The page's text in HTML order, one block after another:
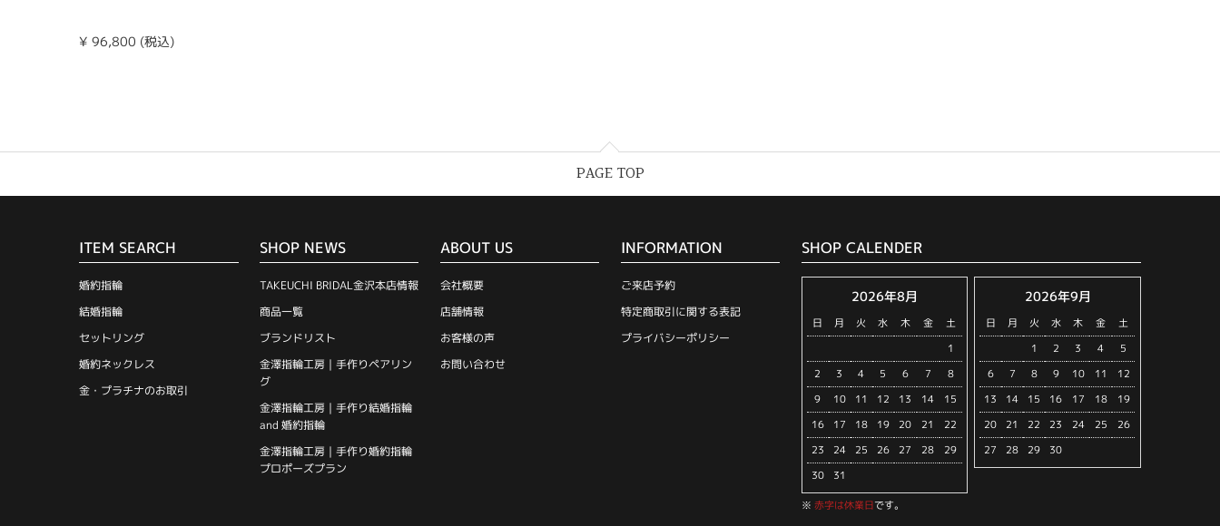
¥ 96,800 (税込)
PAGE TOP
ITEM SEARCH
婚約指輪
結婚指輪
セットリング
婚約ネックレス
金・プラチナのお取引
SHOP NEWS
TAKEUCHI BRIDAL金沢本店情報
商品一覧
ブランドリスト
金澤指輪工房｜手作りペアリン
グ
金澤指輪工房｜手作り結婚指輪
and 婚約指輪
金澤指輪工房｜手作り婚約指輪
プロポーズプラン
ABOUT US
会社概要
店舗情報
お客様の声
お問い合わせ
INFORMATION
ご来店予約
特定商取引に関する表記
プライバシーポリシー
SHOP CALENDER
2026年8月
日 月 火 水 木 金
土
1
2
3 4 5 6 7
8
9
10 11 12 13 14
15
16
17 18 19 20 21
22
23
24 25 26 27 28
29
30
31
2026年9月
日 月 火 水 木 金
土
1
2 3 4
5
6
7 8 9 10 11
12
13
14 15 16 17 18
19
20
21 22 23 24 25
26
27
28 29 30
※ 赤字は休業日です。